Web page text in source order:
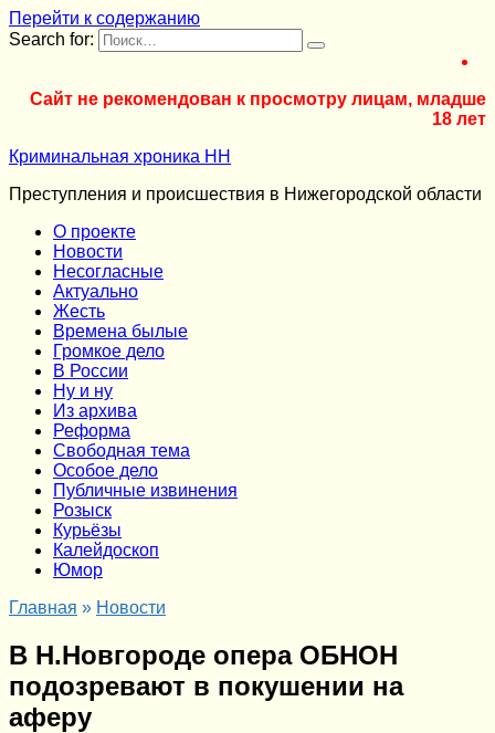
Перейти к содержанию
Search for:
Сайт не рекомендован к просмотру лицам, младше
18 лет
Криминальная хроника НН
Преступления и происшествия в Нижегородской области
О проекте
Новости
Несогласные
Актуально
Жесть
Времена былые
Громкое дело
В России
Ну и ну
Из архива
Реформа
Cвободная тема
Особое дело
Публичные извинения
Розыск
Курьёзы
Калейдоскоп
Юмор
Главная » Новости
В Н.Новгороде опера ОБНОН
подозревают в покушении на
аферу